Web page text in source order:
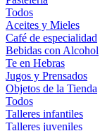
Todos
Aceites y Mieles
Café de especialidad
Bebidas con Alcohol
Te en Hebras
Jugos y Prensados
Objetos de la Tienda
Todos
Talleres infantiles
Talleres juveniles